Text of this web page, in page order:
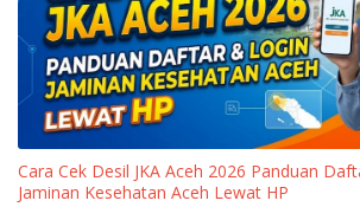
Cara Cek Desil JKA Aceh 2026 Panduan
Jaminan Kesehatan Aceh Lewat HP